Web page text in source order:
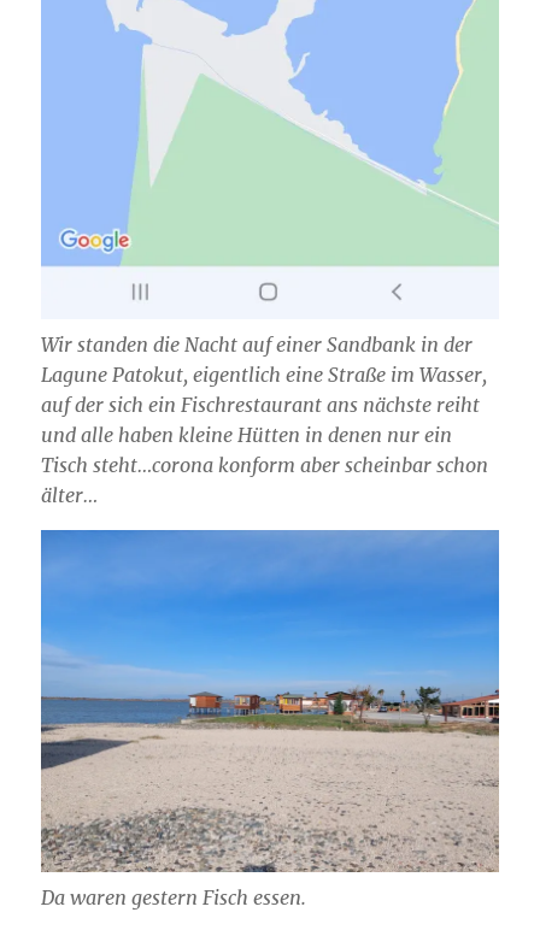
Wir standen die Nacht auf einer Sandbank in der
Lagune Patokut, eigentlich eine Straße im Wasser,
auf der sich ein Fischrestaurant ans nächste reiht
und alle haben kleine Hütten in denen nur ein
Tisch steht…corona konform aber scheinbar schon
älter…
Da waren gestern Fisch essen.